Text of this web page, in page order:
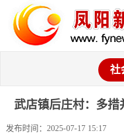
社
武店镇后庄村：多措
发布时间：2025-07-17 15:17